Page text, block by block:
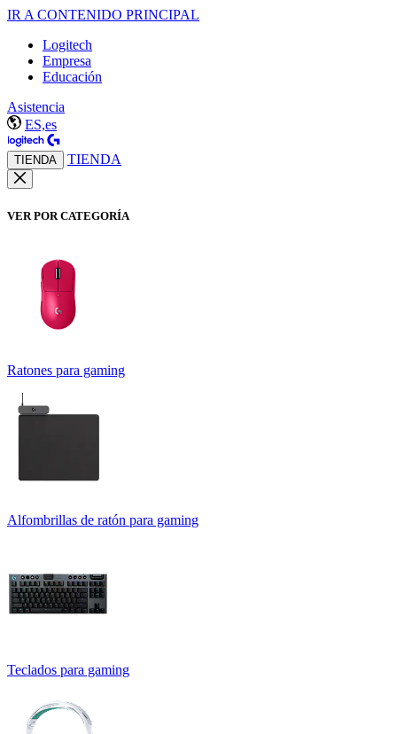
IR A CONTENIDO PRINCIPAL
Logitech
Empresa
Educación
Asistencia
ES,es
TIENDA TIENDA
VER POR CATEGORÍA
Ratones para gaming
Alfombrillas de ratón para gaming
Teclados para gaming